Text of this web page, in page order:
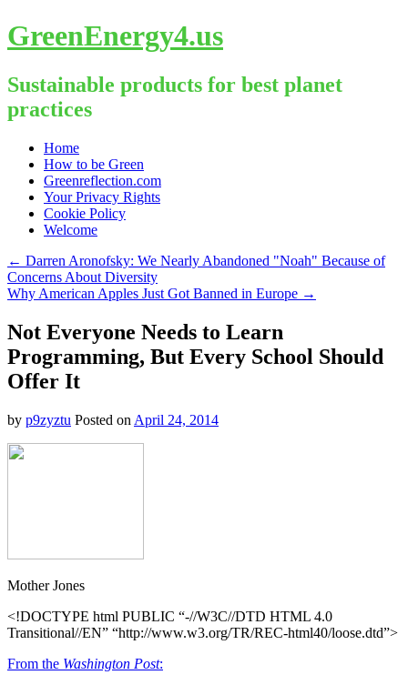
GreenEnergy4.us
Sustainable products for best planet
practices
Skip
content
Home
How to be Green
Greenreflection.com
Your Privacy Rights
Cookie Policy
Welcome
← Darren Aronofsky: We Nearly Abandoned "Noah" Because of
Concerns About Diversity
Why American Apples Just Got Banned in Europe →
Not Everyone Needs to Learn
Programming, But Every School Should
Offer It
by p9zyztu Posted on April 24, 2014
Mother Jones
<!DOCTYPE html PUBLIC “-//W3C//DTD HTML 4.0
Transitional//EN” “http://www.w3.org/TR/REC-html40/loose.dtd”>
From the Washington Post: